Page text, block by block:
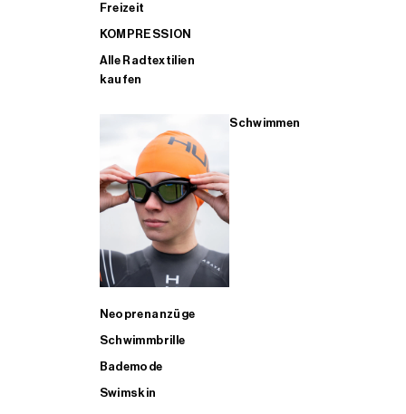
Freizeit
KOMPRESSION
Alle Radtextilien
kaufen
Schwimmen
Neoprenanzüge
Schwimmbrille
Bademode
Swimskin